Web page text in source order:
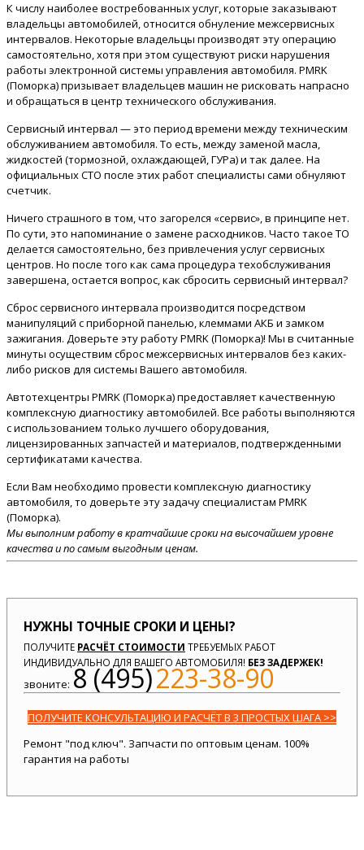
К числу наиболее востребованных услуг, которые заказывают
владельцы автомобилей, относится обнуление межсервисных
интервалов. Некоторые владельцы производят эту операцию
самостоятельно, хотя при этом существуют риски нарушения
работы электронной системы управления автомобиля. PMRK
(Поморка) призывает владельцев машин не рисковать напрасно
и обращаться в центр технического обслуживания.
Сервисный интервал — это период времени между техническим
обслуживанием автомобиля. То есть, между заменой масла,
жидкостей (тормозной, охлаждающей, ГУРа) и так далее. На
официальных СТО после этих работ специалисты сами обнуляют
счетчик.
Ничего страшного в том, что загорелся «сервис», в принципе нет.
По сути, это напоминание о замене расходников. Часто такое ТО
делается самостоятельно, без привлечения услуг сервисных
центров. Но после того как сама процедура техобслуживания
завершена, остается вопрос, как сбросить сервисный интервал?
Сброс сервисного интервала производится посредством
манипуляций с приборной панелью, клеммами АКБ и замком
зажигания. Доверьте эту работу PMRK (Поморка)! Мы в считанные
минуты осуществим сброс межсервисных интервалов без каких-
либо рисков для системы Вашего автомобиля.
Автотехцентры PMRK (Поморка) предоставляет качественную
комплексную диагностику автомобилей. Все работы выполняются
с использованием только лучшего оборудования,
лицензированных запчастей и материалов, подтвержденными
сертификатами качества.
Если Вам необходимо провести комплексную диагностику
автомобиля, то доверьте эту задачу специалистам PMRK
(Поморка).
Мы выполним работу в кратчайшие сроки на высочайшем уровне
качества и по самым выгодным ценам.
НУЖНЫ ТОЧНЫЕ СРОКИ И ЦЕНЫ?
ПОЛУЧИТЕ РАСЧЁТ СТОИМОСТИ ТРЕБУЕМЫХ РАБОТ
ИНДИВИДУАЛЬНО ДЛЯ ВАШЕГО АВТОМОБИЛЯ! БЕЗ ЗАДЕРЖЕК!
звоните: 8 (495)223-38-90
ПОЛУЧИТЕ КОНСУЛЬТАЦИЮ И РАСЧЁТ В 3 ПРОСТЫХ ШАГА >>
Ремонт "под ключ". Запчасти по оптовым ценам. 100%
гарантия на работы